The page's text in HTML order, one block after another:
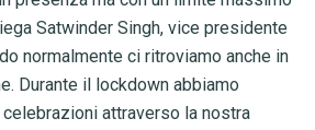
Satwinder Singh, vice presidente
normalmente ci ritroviamo anche in
Durante il lockdown abbiamo
attraverso la nostra